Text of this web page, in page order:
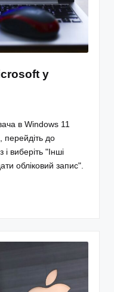
у
в Windows 11
перейдіть до
і виберіть "Інші
обліковий запис".